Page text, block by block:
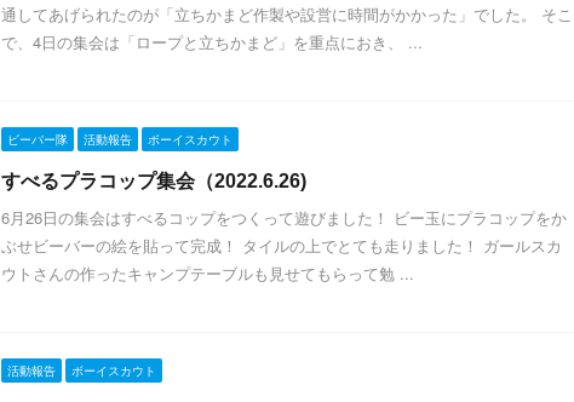
通してあげられたのが「立ちかまど作製や設営に時間がかかった」でした。 そこ
で、4日の集会は「ロープと立ちかまど」を重点におき、 ...
ビーバー隊 活動報告 ボーイスカウト
すべるプラコップ集会（2022.6.26)
6月26日の集会はすべるコップをつくって遊びました！ ビー玉にプラコップをか
ぶせビーバーの絵を貼って完成！ タイルの上でとても走りました！ ガールスカ
ウトさんの作ったキャンプテーブルも見せてもらって勉 ...
活動報告 ボーイスカウト